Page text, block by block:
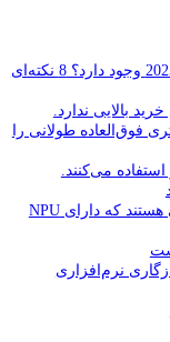
چه چیز جدیدی در خرید لپ‌تاپ در سال 2025 وجود دارد؟ 8 نکته‌ای
بالایی ندارد.
فوق‌العاده طولانی را
می‌کنند.
“کامپیوترهای Copilot+” پیشرفته، آن‌هایی هستند که دارای NPU
نرم‌افزاری